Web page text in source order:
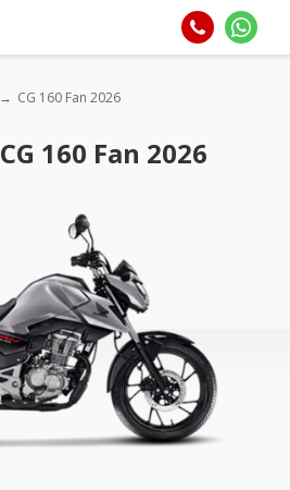
CG 160 Fan 2026
CG 160 Fan 2026